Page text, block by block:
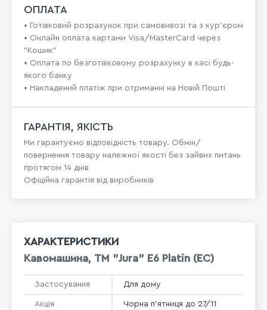
ОПЛАТА
• Готівковий розрахунок при самовивозі та з кур’єром
• Онлайн оплата картами Visa/MasterCard через
"Кошик"
• Оплата по безготівковому розрахунку в касі будь-
якого банку
• Накладений платіж при отриманні на Новій Пошті
ГАРАНТІЯ, ЯКІСТЬ
Ми гарантуємо відповідність товару. Обмін/
повернення товару належної якості без зайвих питань
протягом 14 днів
Офіційна гарантія від виробників
ХАРАКТЕРИСТИКИ
Кавомашина, TM "Jura" E6 Platin (EC)
Застосування Для дому
Акція Чорна п'ятниця до 27/11